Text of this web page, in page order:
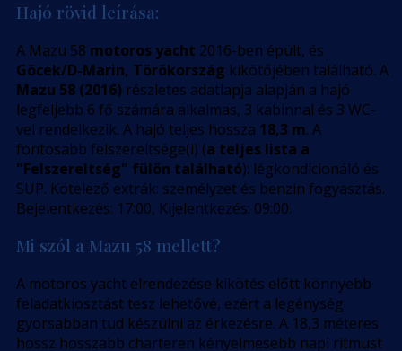
Hajó rövid leírása:
A Mazu 58 motoros yacht 2016-ben épült, és
Göcek/D-Marin, Törökország kikötőjében található. A
Mazu 58 (2016) részletes adatlapja alapján a hajó
legfeljebb 6 fő számára alkalmas, 3 kabinnal és 3 WC-
vel rendelkezik. A hajó teljes hossza 18,3 m. A
fontosabb felszereltsége(i) (a teljes lista a
"Felszereltség" fülön található): légkondicionáló és
SUP. Kötelező extrák: személyzet és benzin fogyasztás.
Bejelentkezés: 17:00, Kijelentkezés: 09:00.
Mi szól a Mazu 58 mellett?
A motoros yacht elrendezése kikötés előtt könnyebb
feladatkiosztást tesz lehetővé, ezért a legénység
gyorsabban tud készülni az érkezésre. A 18,3 méteres
hossz hosszabb charteren kényelmesebb napi ritmust